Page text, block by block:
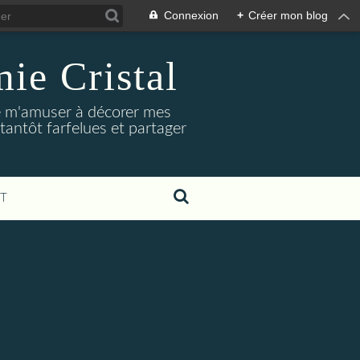
Connexion + Créer mon blog
Cristal
à décorer mes
farfelues et partager